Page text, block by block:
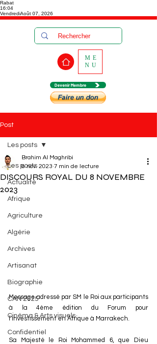
Rabat
16:04
VendrediAoût 07, 2026
Devenir Membre
ME
NU
Post
Les posts
Actualité
Afrique
Agriculture
Algérie
Archives
Artisanat
Biographie
CAN 2025
Cinéma & Arts visuels
Confidentiel
Les posts
DISCOURS ROYAL DU 8 NOVEMBRE
2023
Brahim Al Maghribi
8 nov. 2023 7 min de lecture
Message adressé par SM le Roi aux participants
à la 4ème édition du Forum pour
l’investissement en Afrique à Marrakech.
Sa Majesté le Roi Mohammed 6, que Dieu